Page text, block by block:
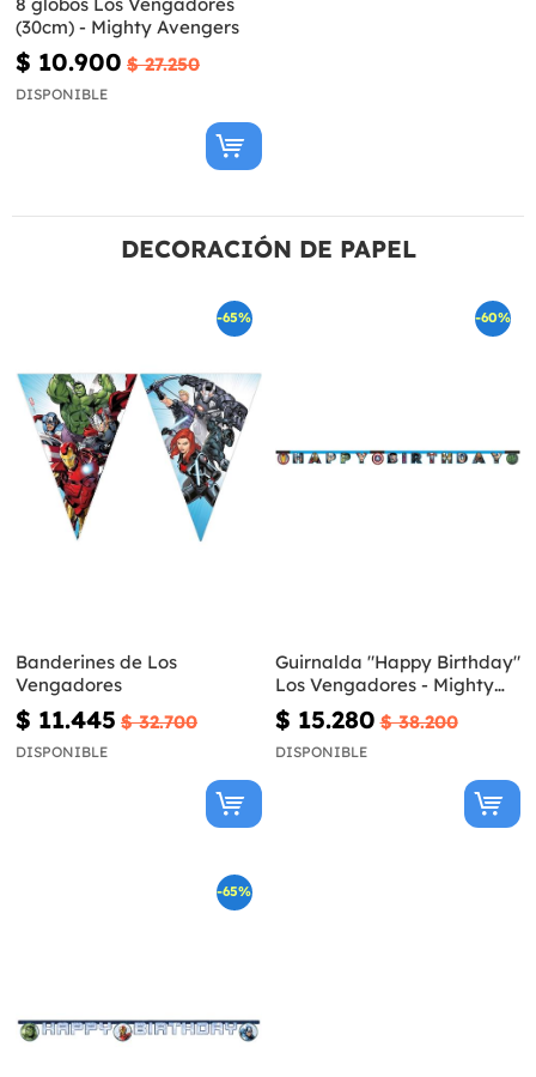
(30cm) - Mighty Avengers
$ 10.900 $ 27.250
DISPONIBLE
DECORACIÓN DE PAPEL
-65%
Banderines de Los
Vengadores
$ 11.445 $ 32.700
DISPONIBLE
-60%
Guirnalda "Happy Birthday"
Los Vengadores - Mighty
Avengers
$ 15.280 $ 38.200
DISPONIBLE
-65%